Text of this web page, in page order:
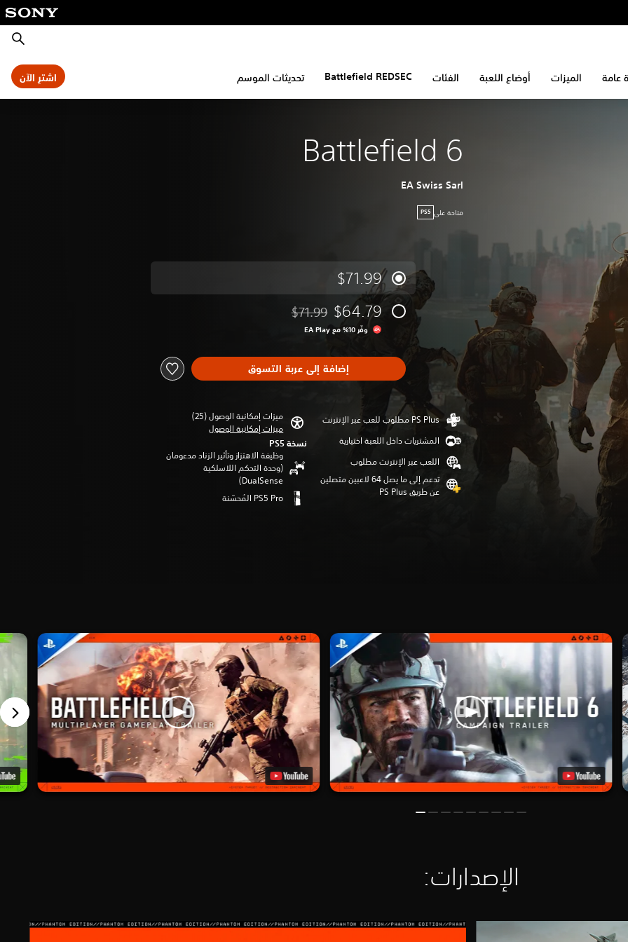
بحث
عامة الميزات أوضاع اللعبة الفئات Battlefield REDSEC تحديثات الموسم اشترِ الآن
Battlefield 6
EA Swiss Sarl
متاحة على PS5
$71.99
$64.79 مخصوم من السعر الأصلي البالغ $71.99‏
$71.99
وفّر 10% مع EA Play‏
إضافة إلى عربة التسوق
‏PS Plus مطلوب للعب عبر الإنترنت
المشتريات داخل اللعبة اختيارية
اللعب عبر الإنترنت مطلوب
تدعم إلى ما يصل 64 لاعبين متصلين
عن طريق PS Plus‏
ميزات إمكانية الوصول (25)‏
ميزات إمكانية الوصول
نسخة PS5‏
وظيفة الاهتزاز وتأثير الزناد مدعومان
(وحدة التحكم اللاسلكية
DualSense‏)
الإصدارات:‏
إ